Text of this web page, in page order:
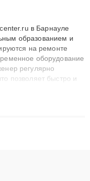
в Барнауле
образованием и
на ремонте
оборудование
регулярно
позволяет быстро и
решают